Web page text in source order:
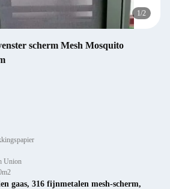
1/2
scherm Mesh Mosquito
Union
gaas, 316 fijnmetalen mesh-scherm,